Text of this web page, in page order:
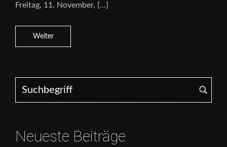
Freitag, 11. November, […]
Weiter
Search for:
Neueste Beiträge